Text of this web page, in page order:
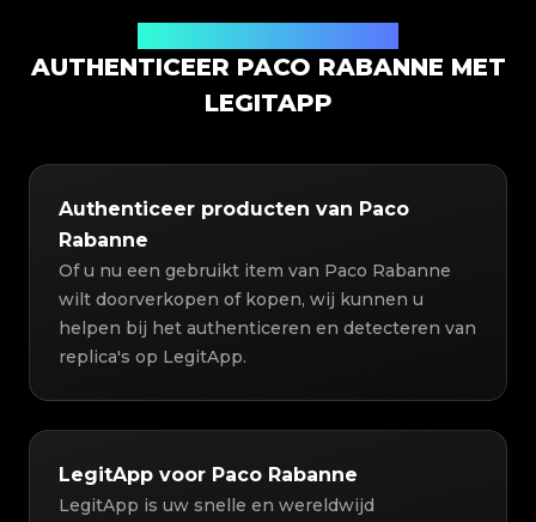
AUTHENTICEER PACO RABANNE MET
LEGITAPP
Authenticeer producten van Paco
Rabanne
Of u nu een gebruikt item van Paco Rabanne
wilt doorverkopen of kopen, wij kunnen u
helpen bij het authenticeren en detecteren van
replica's op LegitApp.
LegitApp voor Paco Rabanne
LegitApp is uw snelle en wereldwijd